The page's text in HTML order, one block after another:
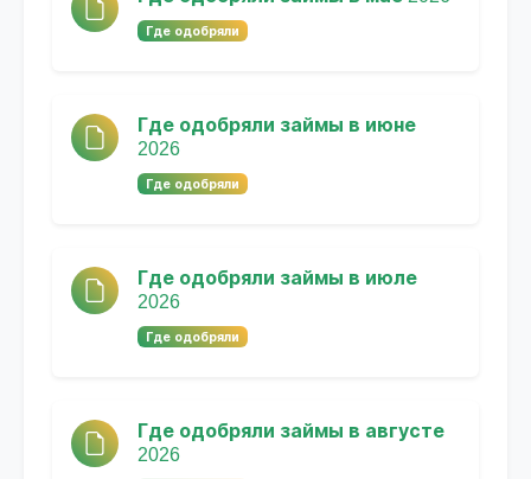
Где одобряли
Где одобряли займы в июне
2026
Где одобряли
Где одобряли займы в июле
2026
Где одобряли
Где одобряли займы в августе
2026